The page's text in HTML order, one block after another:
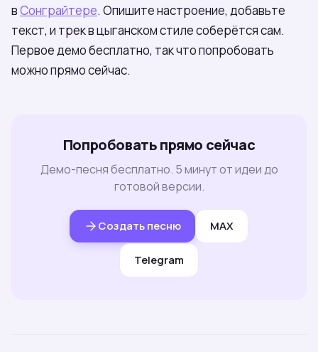
вСонграйтере. Опишите настроение, добавьте
текст, и трек в цыганском стиле соберётся сам.
Первое демо бесплатно, так что попробовать
можно прямо сейчас.
Попробовать прямо сейчас
Демо-песня бесплатно. 5 минут от идеи до
готовой версии.
Создать песню MAX
Telegram